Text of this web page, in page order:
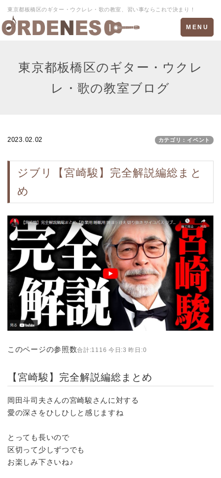
東京都板橋区のギター・ウクレレ・歌の教室、習い事ならこれで決まり！
Toggle
navigation
MENU
東京都板橋区のギター・ウクレ
レ・歌の教室ブログ
2023.02.02 カテゴリ：イベント
ジブリ【宮崎駿】完全解説編総まと
め
このページの参照数合計:1116 今日:3 昨日:0
【宮崎駿】完全解説編総まとめ
岡田斗司夫さんの宮崎駿さんに対する
愛の深さをひしひしと感じますね
とっても長いので
区切って少しずつでも
お楽しみ下さいね♪